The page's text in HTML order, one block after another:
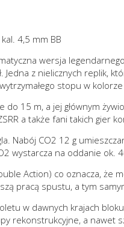
4,5 mm BB
wersja
Jedna z nielicznych replik,
stopu w
15 m, a jej głównym
a także fani takich gier
Nabój CO2 12 g
wystarcza na oddanie ok.
Action) co oznacza,
pracą spustu, a tym
w dawnych krajach
rekonstrukcyjne, a nawet